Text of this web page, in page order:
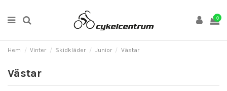
0
Hem Vinter Skidkläder Junior Västar
Västar